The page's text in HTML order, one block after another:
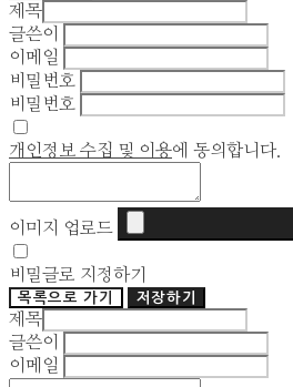
제목
글쓴이
이메일
비밀번호
비밀번호
개인정보 수집 및 이용에 동의합니다.
이미지 업로드
비밀글로 지정하기
목록으로 가기 저장하기
제목
글쓴이
이메일